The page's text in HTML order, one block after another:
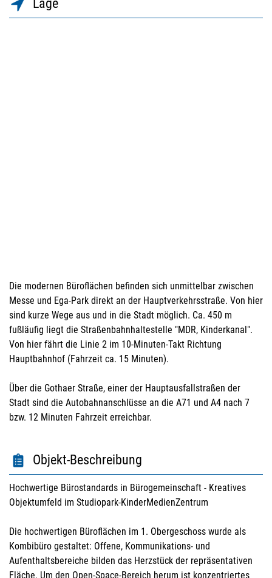
Lage
Die modernen Büroflächen befinden sich unmittelbar zwischen
Messe und Ega-Park direkt an der Hauptverkehrsstraße. Von hier
sind kurze Wege aus und in die Stadt möglich. Ca. 450 m
fußläufig liegt die Straßenbahnhaltestelle "MDR, Kinderkanal".
Von hier fährt die Linie 2 im 10-Minuten-Takt Richtung
Hauptbahnhof (Fahrzeit ca. 15 Minuten).
Über die Gothaer Straße, einer der Hauptausfallstraßen der
Stadt sind die Autobahnanschlüsse an die A71 und A4 nach 7
bzw. 12 Minuten Fahrzeit erreichbar.
Objekt-Beschreibung
Hochwertige Bürostandards in Bürogemeinschaft - Kreatives
Objektumfeld im Studiopark-KinderMedienZentrum
Die hochwertigen Büroflächen im 1. Obergeschoss wurde als
Kombibüro gestaltet: Offene, Kommunikations- und
Aufenthaltsbereiche bilden das Herzstück der repräsentativen
Fläche. Um den Open-Space-Bereich herum ist konzentriertes